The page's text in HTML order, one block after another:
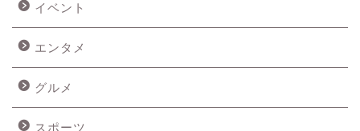
イベント
エンタメ
グルメ
スポーツ